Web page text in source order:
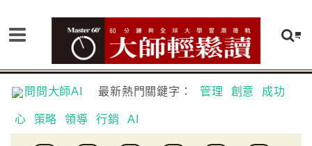
問問大師AI 最新熱門關鍵字： 管理 創意 成功
心 策略 領導 行銷 AI